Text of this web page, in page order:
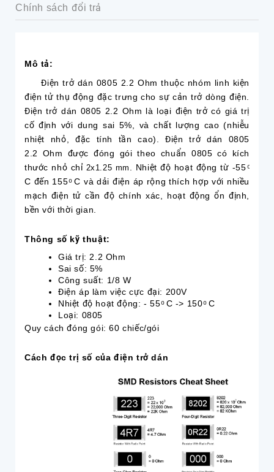
Chính sách đổi trả
Mô tả:
Điện trở dán 0805 2.2 Ohm thuộc nhóm linh kiện
điện tử thụ động đặc trưng cho sự cản trở dòng điện.
Điện trở dán 0805 2.2 Ohm là loại điện trở có giá trị
cố định với dung sai 5%, và chất lượng cao (nhiễu
nhiệt nhỏ, đặc tính tần cao). Điện trở dán 0805
2.2 Ohm được đóng gói theo chuẩn 0805 có kích
thước nhỏ chỉ 2x1.25 mm . Nhiệt độ hoạt động từ -55 ͦ
C đến 155 ͦ C và dải điện áp rộng thích hợp với nhiều
mạch điện tử cần độ chính xác, hoạt động ổn định,
bền với thời gian.
Thông số kỹ thuật:
Giá trị: 2.2 Ohm
Sai số: 5%
Công suất: 1/8 W
Điện áp làm việc cực đại: 200V
Nhiệt độ hoạt động: - 55 ͦ C -> 150 ͦ C
Loại: 0805
Quy cách đóng gói: 60 chiếc/gói
Cách đọc trị số của điện trở dán